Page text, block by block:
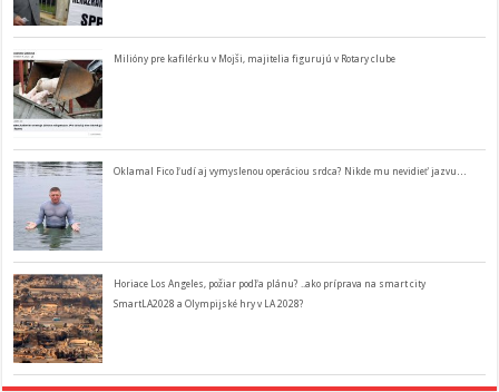
Milióny pre kafilérku v Mojši, majitelia figurujú v Rotary clube
Oklamal Fico ľudí aj vymyslenou operáciou srdca? Nikde mu nevidieť jazvu…
Horiace Los Angeles, požiar podľa plánu? ..ako príprava na smart city
SmartLA2028 a Olympijské hry v LA 2028?